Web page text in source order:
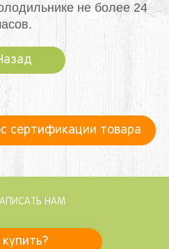
не более 24
сертификации товара
НАМ